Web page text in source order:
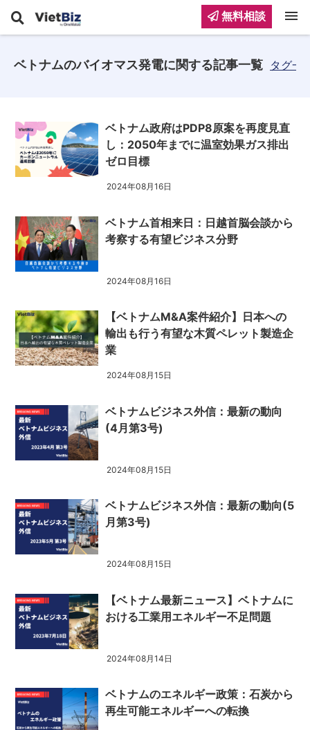
ベトナムのバイオマス発電に関する記事一覧 タグ一
ベトナム政府はPDP8原案を再度見直
し：2050年までに温室効果ガス排出
ゼロ目標
2024年08月16日
ベトナム首相来日：日越首脳会談から
考察する有望ビジネス分野
2024年08月16日
【ベトナムM&A案件紹介】日本への
輸出も行う有望な木質ペレット製造企
業
2024年08月15日
ベトナムビジネス外信：最新の動向
(4月第3号)
2024年08月15日
ベトナムビジネス外信：最新の動向(5
月第3号)
2024年08月15日
【ベトナム最新ニュース】ベトナムに
おける工業用エネルギー不足問題
2024年08月14日
ベトナムのエネルギー政策：石炭から
再生可能エネルギーへの転換
無料相談 menu